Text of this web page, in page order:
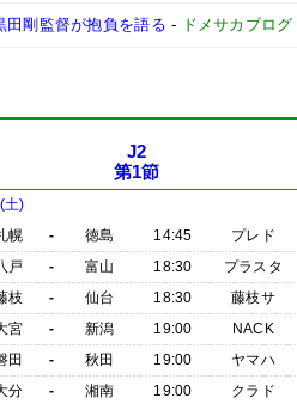
田剛監督が抱負を語る - ドメサカブログ
J2
第1節
土)
幌
- 徳島 14:45
プレド
戸
- 富山 18:30
プラスタ
枝
- 仙台 18:30
藤枝サ
宮
- 新潟 19:00
NACK
田
- 秋田 19:00
ヤマハ
分
- 湘南 19:00
クラド